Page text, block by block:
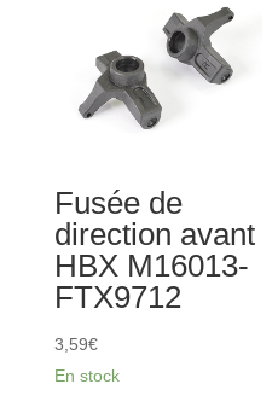
M16009-
FTX9708
Fusée de
direction avant
HBX M16013-
FTX9712
3,59€
En stock